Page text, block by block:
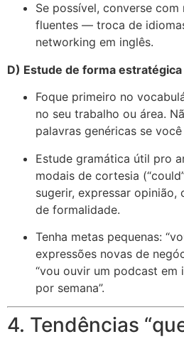
Se possível, converse
fluentes — troca de
networking em inglês.
D) Estude de forma estratégica
Foque primeiro no
no seu trabalho ou área.
palavras genéricas se
Estude gramática útil pro
modais de cortesia
sugerir, expressar opinião,
de formalidade.
Tenha metas pequenas:
expressões novas de
“vou ouvir um podcast em
por semana”.
4. Tendências